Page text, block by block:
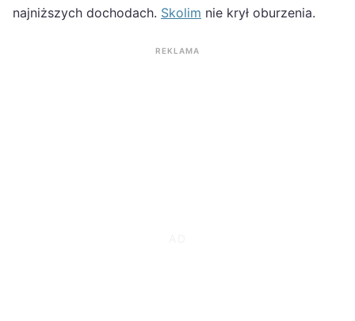
najniższych dochodach. Skolim nie krył oburzenia.
REKLAMA